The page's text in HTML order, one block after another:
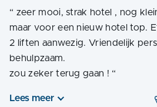
“ zeer mooi, strak hotel , nog
maar voor een nieuw hotel top.
2 liften aanwezig. Vriendelijk
behulpzaam.
zou zeker terug gaan ! “
Lees meer